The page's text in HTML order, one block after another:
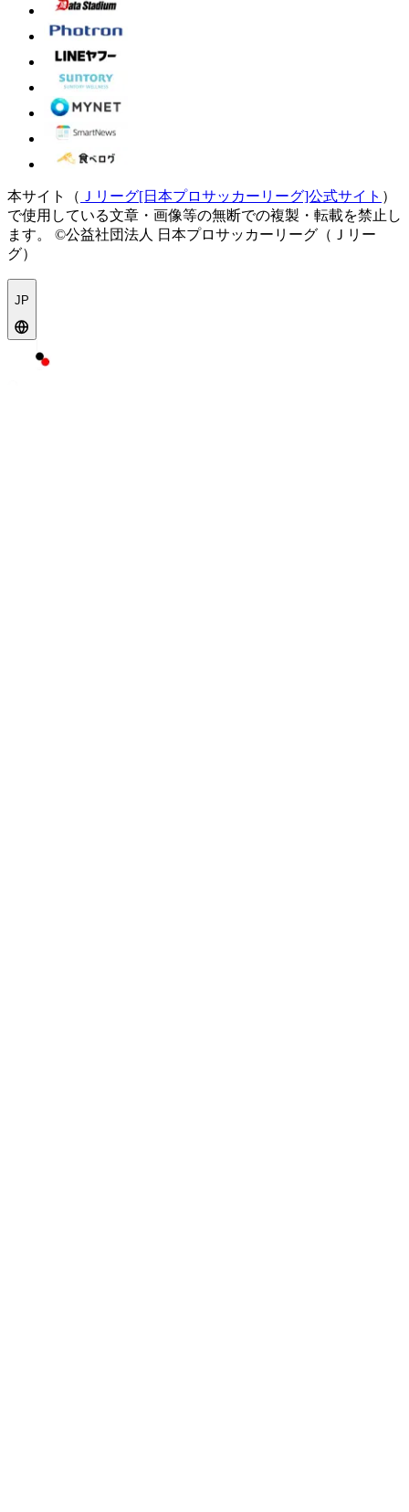
本サイト（ Ｊリーグ[日本プロサッカーリーグ]公式サイト ）
で使用している文章・画像等の無断での複製・転載を禁止し
ます。
©公益社団法人 日本プロサッカーリーグ（Ｊリー
グ）
JP